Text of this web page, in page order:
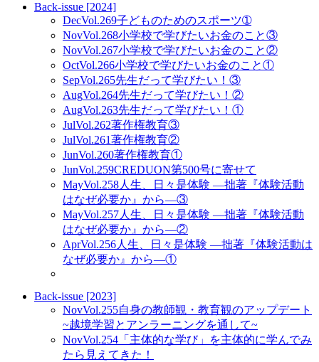
Back-issue [2024]
DecVol.269子どものためのスポーツ➀
NovVol.268小学校で学びたいお金のこと③
NovVol.267小学校で学びたいお金のこと②
OctVol.266小学校で学びたいお金のこと①
SepVol.265先生だって学びたい！③
AugVol.264先生だって学びたい！②
AugVol.263先生だって学びたい！①
JulVol.262著作権教育③
JulVol.261著作権教育②
JunVol.260著作権教育①
JunVol.259CREDUON第500号に寄せて
MayVol.258人生、日々是体験 ―拙著『体験活動
はなぜ必要か』から―③
MayVol.257人生、日々是体験 ―拙著『体験活動
はなぜ必要か』から―②
AprVol.256人生、日々是体験 ―拙著『体験活動は
なぜ必要か』から―①
Back-issue [2023]
NovVol.255自身の教師観・教育観のアップデート
~越境学習とアンラーニングを通して~
NovVol.254 「主体的な学び」を主体的に学んでみ
たら見えてきた！